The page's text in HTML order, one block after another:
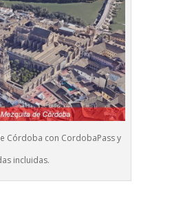
Córdoba con CordobaPass y
incluidas.